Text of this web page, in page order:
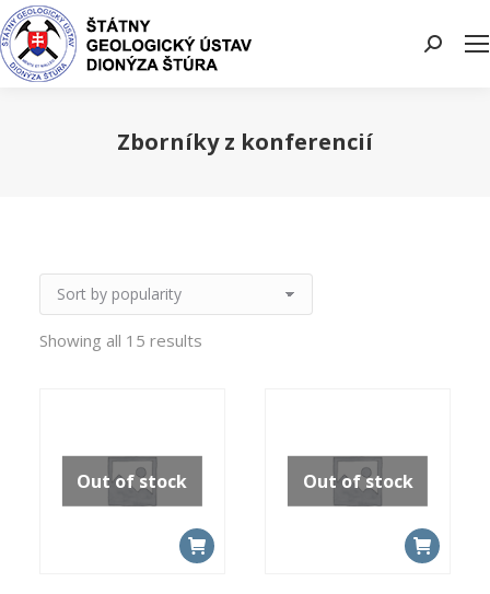
Search:
Zborníky z konferencií
Showing all 15 results
Out of stock Out of stock